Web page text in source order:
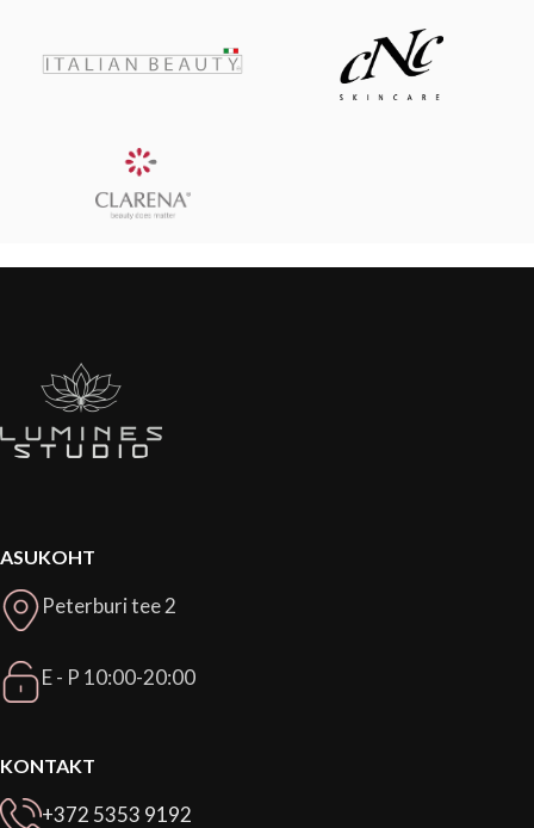
ASUKOHT
Peterburi tee 2
E - P 10:00-20:00
KONTAKT
+372 5353 9192